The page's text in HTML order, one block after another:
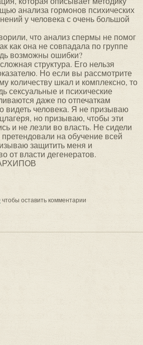
анализа гормонов психических
у человека с очень большой
что анализ спермы не помог
как она не совпадала по группе
возможны ошибки?
структура. Его нельзя
Но если вы рассмотрите
количеству шкал и комплексно, то
сексуальные и психические
даже по отпечаткам
видеть человека. Я не призываю
но призываю, чтобы эти
и не лезли во власть. Не сидели
на обучение всей
защитить меня и
от власти дегенератов.
чтобы оставить комментарии